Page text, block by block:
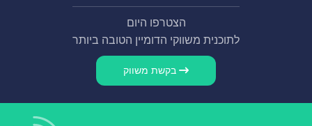
הצטרפו היום
לתוכנית משווקי הדומיין הטובה ביותר